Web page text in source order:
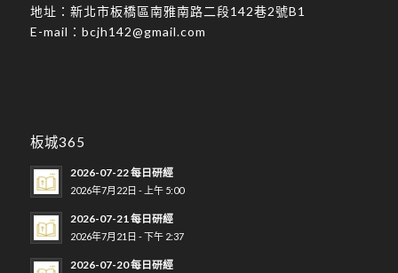
地址： 新北市板橋區南雅南路二段142巷2號B1
E-mail： bcjh142@gmail.com
板城365
2026-07-22 每日研經
2026年7月22日 - 上午 5:00
2026-07-21 每日研經
2026年7月21日 - 下午 2:37
2026-07-20 每日研經